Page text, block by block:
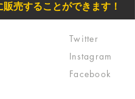
販売することができます！
Twitter
Instagram
Facebook